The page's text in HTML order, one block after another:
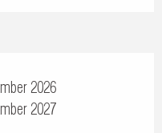
2026
2027